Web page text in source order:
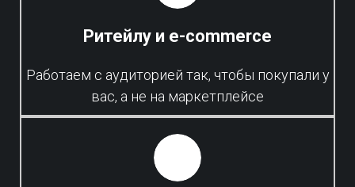
Ритейлу и e-commerce
Работаем с аудиторией так, чтобы покупали у
вас, а не на маркетплейсе